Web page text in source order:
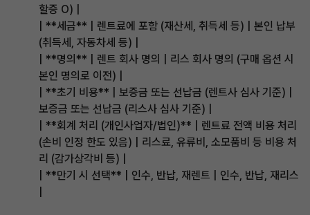
할증 O) |
| **세금** | 렌트료에 포함 (재산세, 취득세 등) | 본인 납부
(취득세, 자동차세 등) |
| **명의** | 렌트 회사 명의 | 리스 회사 명의 (구매 옵션 시
본인 명의로 이전) |
| **초기 비용** | 보증금 또는 선납금 (렌트사 심사 기준) |
보증금 또는 선납금 (리스사 심사 기준) |
| **회계 처리 (개인사업자/법인)** | 렌트료 전액 비용 처리
(손비 인정 한도 있음) | 리스료, 유류비, 소모품비 등 비용 처
리 (감가상각비 등) |
| **만기 시 선택** | 인수, 반납, 재렌트 | 인수, 반납, 재리스